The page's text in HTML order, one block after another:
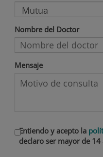
Nombre del Doctor
Mensaje
Entiendo y acepto la
declaro ser mayor de 14